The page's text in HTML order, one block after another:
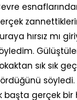
hırsız mı
sık sık
söyledi.
başta gerçek bir